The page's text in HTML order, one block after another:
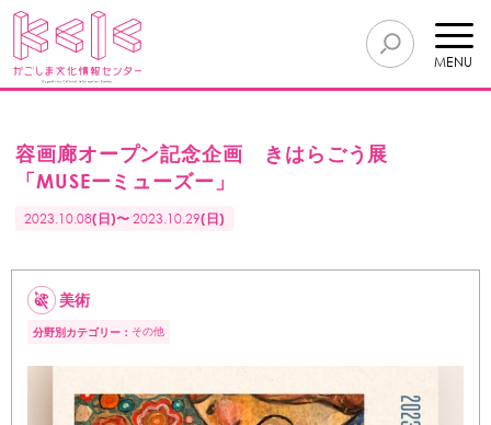
MENU
容画廊オープン記念企画 きはらごう展
「MUSEーミューズー」
2023.10.08(日)〜2023.10.29(日)
美術
分野別カテゴリー： その他